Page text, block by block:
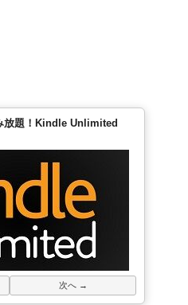
放題！Kindle Unlimited
次へ →